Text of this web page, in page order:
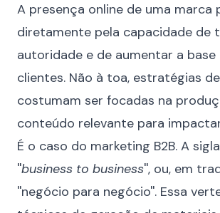
A presença online de uma marca
diretamente pela capacidade de
autoridade e de aumentar a base
clientes. Não à toa, estratégias
costumam ser focadas na
conteúdo relevante para
É o caso do marketing B2B. A
''business to business'', ou, em
''negócio para negócio''. Essa